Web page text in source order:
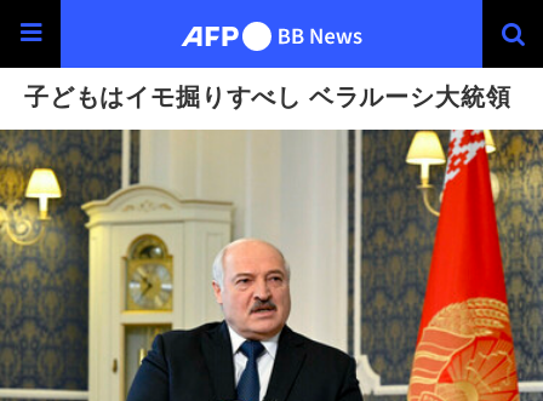
子どもはイモ掘りすべし ベラルーシ大統領